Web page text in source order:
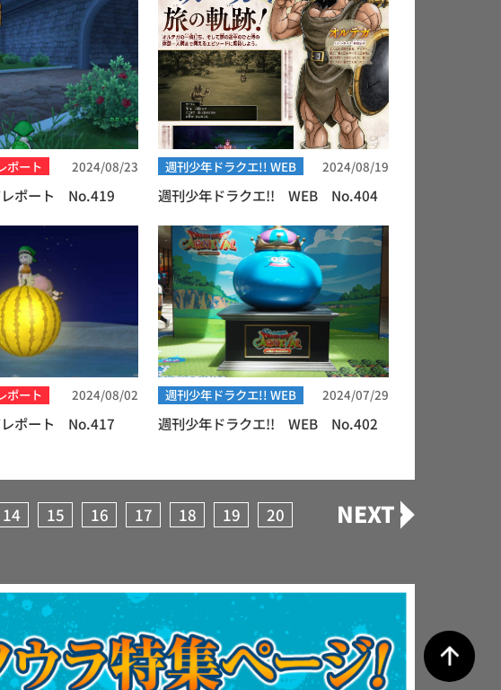
ポート 2024/08/23
レポート No.419
週刊少年ドラクエ!! WEB 2024/08/19
週刊少年ドラクエ!! WEB No.404
ポート 2024/08/02
レポート No.417
週刊少年ドラクエ!! WEB 2024/07/29
週刊少年ドラクエ!! WEB No.402
14 15 16 17 18 19
20
NEXT